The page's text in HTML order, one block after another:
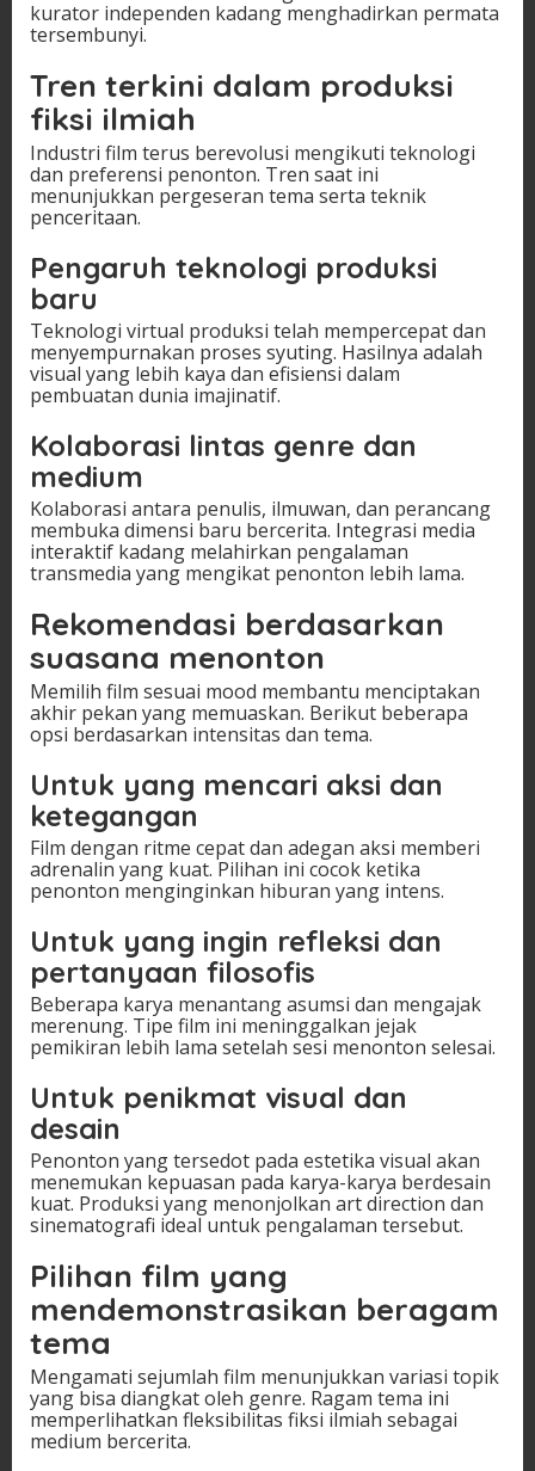
kurator independen kadang menghadirkan permata
tersembunyi.
Tren terkini dalam produksi
fiksi ilmiah
Industri film terus berevolusi mengikuti teknologi
dan preferensi penonton. Tren saat ini
menunjukkan pergeseran tema serta teknik
penceritaan.
Pengaruh teknologi produksi
baru
Teknologi virtual produksi telah mempercepat dan
menyempurnakan proses syuting. Hasilnya adalah
visual yang lebih kaya dan efisiensi dalam
pembuatan dunia imajinatif.
Kolaborasi lintas genre dan
medium
Kolaborasi antara penulis, ilmuwan, dan perancang
membuka dimensi baru bercerita. Integrasi media
interaktif kadang melahirkan pengalaman
transmedia yang mengikat penonton lebih lama.
Rekomendasi berdasarkan
suasana menonton
Memilih film sesuai mood membantu menciptakan
akhir pekan yang memuaskan. Berikut beberapa
opsi berdasarkan intensitas dan tema.
Untuk yang mencari aksi dan
ketegangan
Film dengan ritme cepat dan adegan aksi memberi
adrenalin yang kuat. Pilihan ini cocok ketika
penonton menginginkan hiburan yang intens.
Untuk yang ingin refleksi dan
pertanyaan filosofis
Beberapa karya menantang asumsi dan mengajak
merenung. Tipe film ini meninggalkan jejak
pemikiran lebih lama setelah sesi menonton selesai.
Untuk penikmat visual dan
desain
Penonton yang tersedot pada estetika visual akan
menemukan kepuasan pada karya-karya berdesain
kuat. Produksi yang menonjolkan art direction dan
sinematografi ideal untuk pengalaman tersebut.
Pilihan film yang
mendemonstrasikan beragam
tema
Mengamati sejumlah film menunjukkan variasi topik
yang bisa diangkat oleh genre. Ragam tema ini
memperlihatkan fleksibilitas fiksi ilmiah sebagai
medium bercerita.